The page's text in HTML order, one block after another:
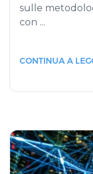
sulle
con ...
CONTINUA A